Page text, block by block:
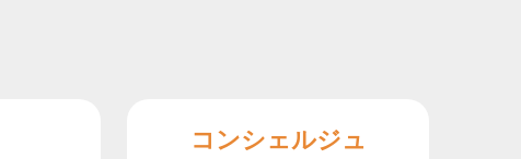
コンシェルジュ